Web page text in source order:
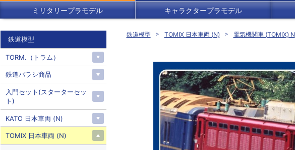
ミリタリープラモデル キャラクタープラモデル
鉄道模型 TOMIX 日本車両 (N) 電気機関車 (TOMIX) N
鉄道模型
TORM.（トラム）
鉄道バラシ商品
入門セット(スターターセッ
ト)
KATO 日本車両 (N)
TOMIX 日本車両 (N)